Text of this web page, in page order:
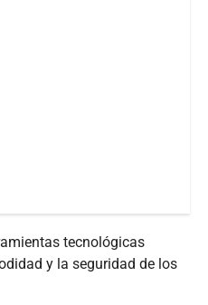
tecnológicas
y la seguridad de los